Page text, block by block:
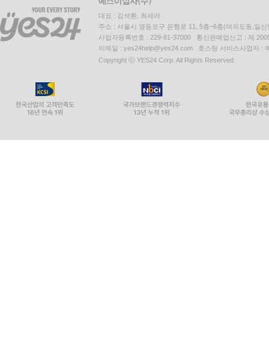
대표 : 김석환, 최세라
주소 : 서울시 영등포구 은행로 11, 5층~6층(여의도동,일신
사업자등록번호 : 229-81-37000 통신판매업신고 : 제
이메일 : yes24help@yes24.com 호스팅 서비스사업자 :
Copyright ⓒ YES24 Corp. All Rights Reserved.